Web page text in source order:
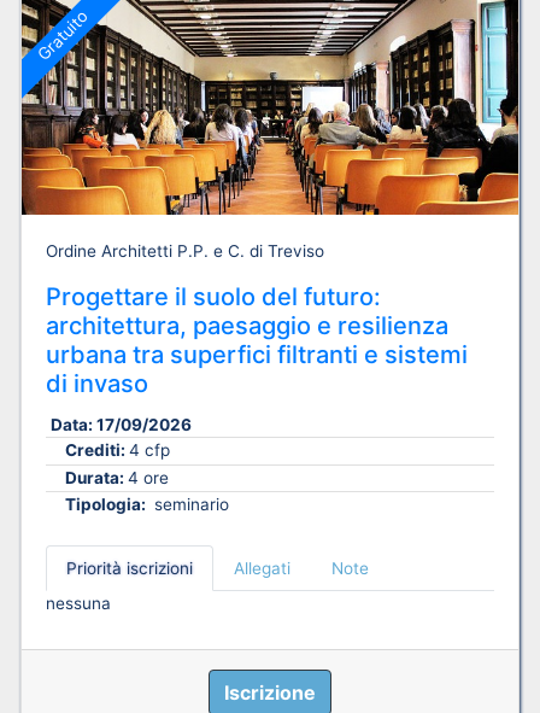
Gratuito
Ordine Architetti P.P. e C. di Treviso
Progettare il suolo del futuro:
architettura, paesaggio e resilienza
urbana tra superfici filtranti e sistemi
di invaso
Data: 17/09/2026
Crediti: 4 cfp
Durata: 4 ore
Tipologia: seminario
Priorità iscrizioni Allegati
Note
nessuna
Iscrizione